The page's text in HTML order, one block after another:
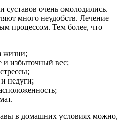
суставов очень омолодились.
много неудобств. Лечение
процессом. Тем более, что
жизни;
и избыточный вес;
недуги;
в домашних условиях можно,